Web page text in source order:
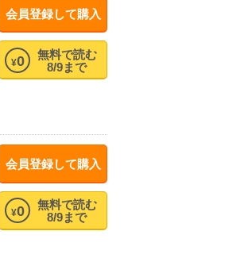
会員登録して購入
無料で読む
8/9まで
¥0
会員登録して購入
無料で読む
8/9まで
¥0